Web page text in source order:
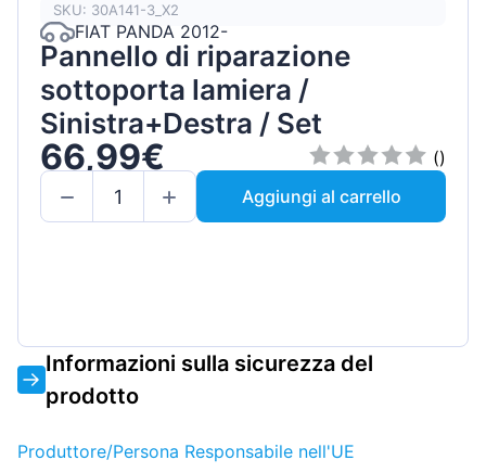
SKU: 30A141-3_X2
FIAT PANDA 2012-
Pannello di riparazione
sottoporta lamiera /
Sinistra+Destra / Set
66,99€
()
Aggiungi al carrello
Informazioni sulla sicurezza del
prodotto
Produttore/Persona Responsabile nell'UE